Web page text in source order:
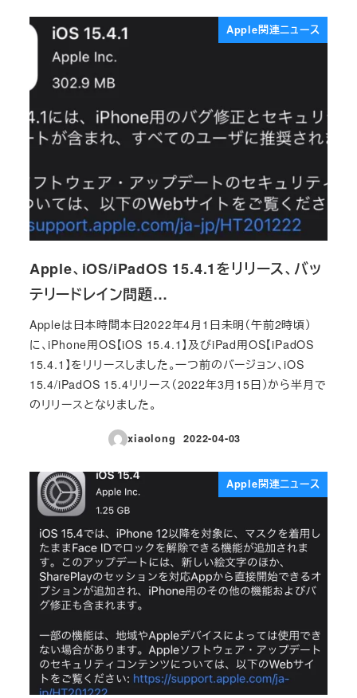
Apple関連ニュース
Apple、iOS/iPadOS 15.4.1をリリース、バッ
テリードレイン問題…
Appleは日本時間本日2022年4月1日未明（午前2時頃）
に、iPhone用OS【iOS 15.4.1】及びiPad用OS【iPadOS
15.4.1】をリリースしました。一つ前のバージョン、iOS
15.4/iPadOS 15.4リリース（2022年3月15日）から半月で
のリリースとなりました。
xiaolong
投稿日
2022-04-03
Apple関連ニュース